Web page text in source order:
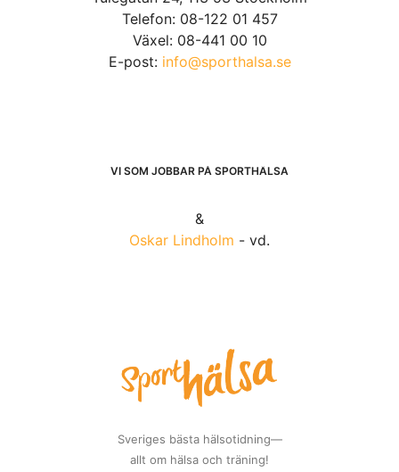
Telefon: 08-122 01 457
Växel: 08-441 00 10
E-post: info@sporthalsa.se
VI SOM JOBBAR PÅ SPORTHÄLSA
&
Oskar Lindholm - vd.
Sveriges bästa hälsotidning—
allt om hälsa och träning!